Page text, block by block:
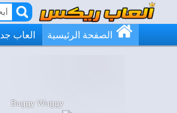
الصفحة الرئيسية العاب
Buggy Wuggy